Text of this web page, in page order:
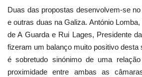
Duas das propostas desenvolvem-se
e outras duas na Galiza. António
de A Guarda e Rui Lages, Presidente
fizeram um balanço muito positivo desta
é sobretudo sinónimo de uma
proximidade entre ambas as